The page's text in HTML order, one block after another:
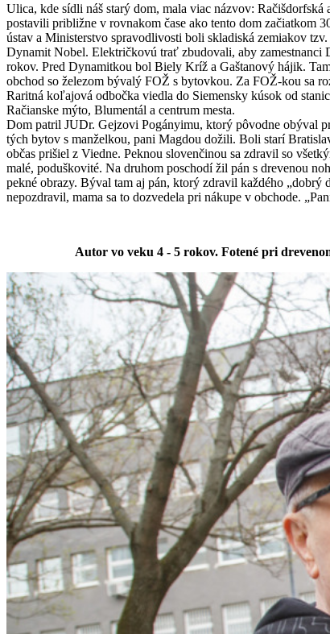
Ulica, kde sídli náš starý dom, mala viac názvov:
postavili približne v rovnakom čase ako tento dom začiatkom
ústav a Ministerstvo spravodlivosti boli skladiská zemiakov
Dynamit Nobel. Električkovú trať zbudovali, aby zamestnanci
rokov. Pred Dynamitkou bol Biely Kríž a Gaštanový hájik.
obchod so železom bývalý FOŽ s bytovkou. Za FOŽ-kou sa
Raritná koľajová odbočka viedla do Siemensky kúsok od
Račianske mýto, Blumentál a centrum mesta.
Dom patril JUDr. Gejzovi Pogányimu, ktorý pôvodne obýval
tých bytov s manželkou, pani Magdou dožili. Boli starí
občas prišiel z Viedne. Peknou slovenčinou sa zdravil so
malé, poduškovité. Na druhom poschodí žil pán s drevenou
pekné obrazy. Býval tam aj pán, ktorý zdravil každého
nepozdravil, mama sa to dozvedela pri nákupe v obchode.
Autor vo veku 4 - 5 rokov. Fotené pri